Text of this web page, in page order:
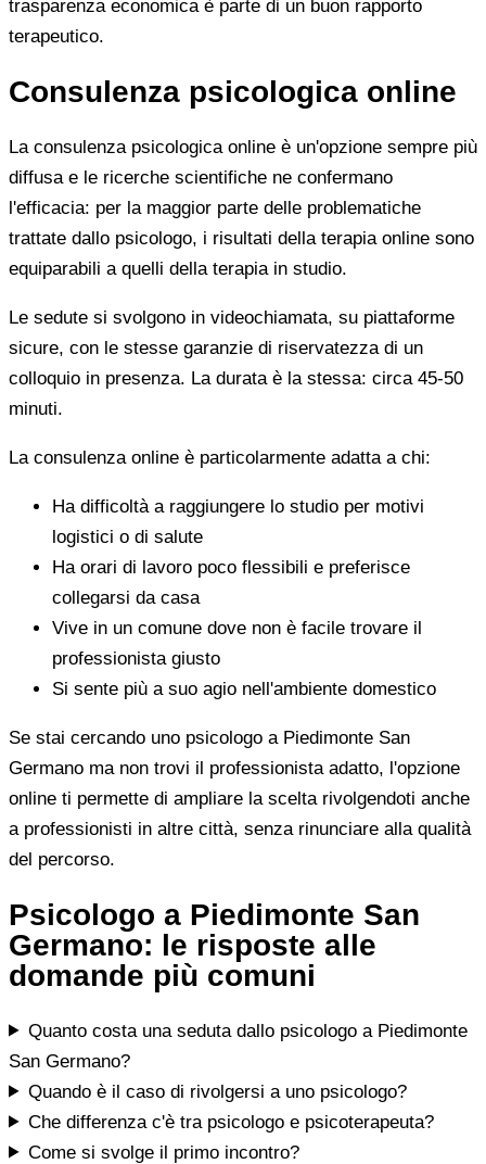
trasparenza economica è parte di un buon rapporto
terapeutico.
Consulenza psicologica online
La consulenza psicologica online è un'opzione sempre più
diffusa e le ricerche scientifiche ne confermano
l'efficacia: per la maggior parte delle problematiche
trattate dallo psicologo, i risultati della terapia online sono
equiparabili a quelli della terapia in studio.
Le sedute si svolgono in videochiamata, su piattaforme
sicure, con le stesse garanzie di riservatezza di un
colloquio in presenza. La durata è la stessa: circa 45-50
minuti.
La consulenza online è particolarmente adatta a chi:
Ha difficoltà a raggiungere lo studio per motivi
logistici o di salute
Ha orari di lavoro poco flessibili e preferisce
collegarsi da casa
Vive in un comune dove non è facile trovare il
professionista giusto
Si sente più a suo agio nell'ambiente domestico
Se stai cercando uno psicologo a Piedimonte San
Germano ma non trovi il professionista adatto, l'opzione
online ti permette di ampliare la scelta rivolgendoti anche
a professionisti in altre città, senza rinunciare alla qualità
del percorso.
Psicologo a Piedimonte San
Germano: le risposte alle
domande più comuni
Quanto costa una seduta dallo psicologo a Piedimonte
San Germano?
Quando è il caso di rivolgersi a uno psicologo?
Che differenza c'è tra psicologo e psicoterapeuta?
Come si svolge il primo incontro?